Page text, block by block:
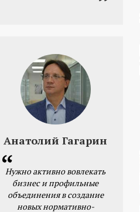
Анатолий Гагарин
Нужно активно вовлекать
бизнес и профильные
объединения в создание
новых нормативно-